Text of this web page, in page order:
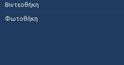
Βιντεοθήκη
Φωτοθήκη